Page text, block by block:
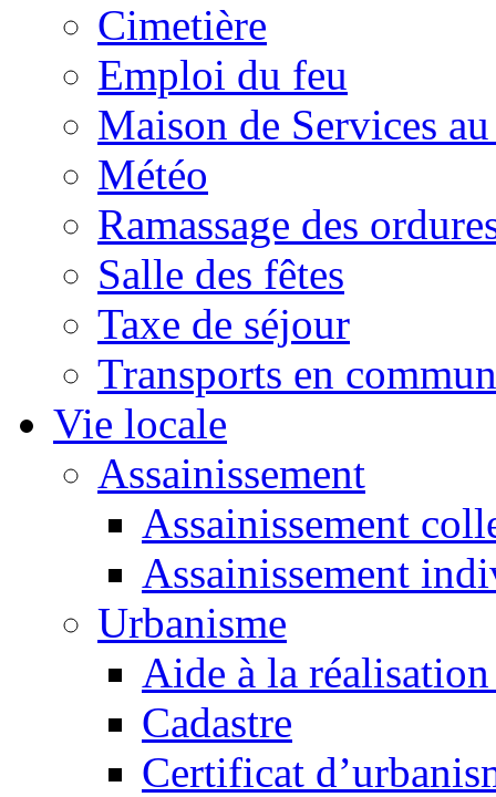
Cimetière
Emploi du feu
Maison de Services
Météo
Ramassage des
Salle des fêtes
Taxe de séjour
Transports en commun
Vie locale
Assainissement
Assainissement
Assainissement
Urbanisme
Aide à la réalisation
Cadastre
Certificat